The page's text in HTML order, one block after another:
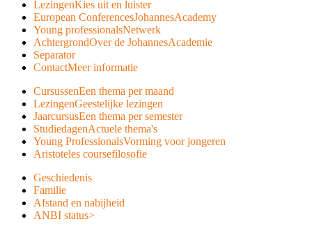
LezingenKies uit en luister
European ConferencesJohannesAcademy
Young professionalsNetwerk
AchtergrondOver de JohannesAcademie
Separator
ContactMeer informatie
CursussenEen thema per maand
LezingenGeestelijke lezingen
JaarcursusEen thema per semester
StudiedagenActuele thema's
Young ProfessionalsVorming voor jongeren
Aristoteles coursefilosofie
Geschiedenis
Familie
Afstand en nabijheid
ANBI status>